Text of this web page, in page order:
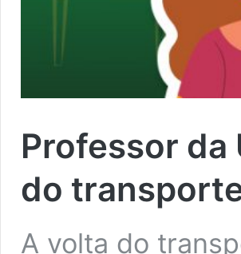
Professor da
do
A volta do